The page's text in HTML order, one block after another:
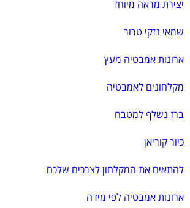
יצירת מראה מיוחד
שמאי נזקי טרור
ארונות אמבטיה מעץ
מקלחונים לאמבטיה
ברז נשלף למטבח
כיור קוריאן
להתאים את המקלחון לצרכים שלכם
ארונות אמבטיה לפי מידה